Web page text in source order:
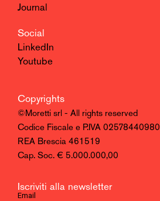
Journal
Social
LinkedIn
Youtube
Copyrights
©Moretti srl - All rights reserved
Codice Fiscale e P.IVA 02578440980
REA Brescia 461519
Cap. Soc. € 5.000.000,00
Iscriviti alla newsletter
Email